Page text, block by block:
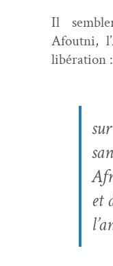
Il
Afout­ni,
libération :
et